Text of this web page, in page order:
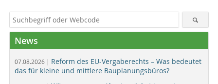
News
07.08.2026 | Reform des EU-Vergaberechts – Was bedeutet
das für kleine und mittlere Bauplanungsbüros?